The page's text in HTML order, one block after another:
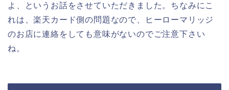
よ、というお話をさせていただきました。ちなみにこ
れは、楽天カード側の問題なので、ヒーローマリッジ
のお店に連絡をしても意味がないのでご注意下さい
ね。